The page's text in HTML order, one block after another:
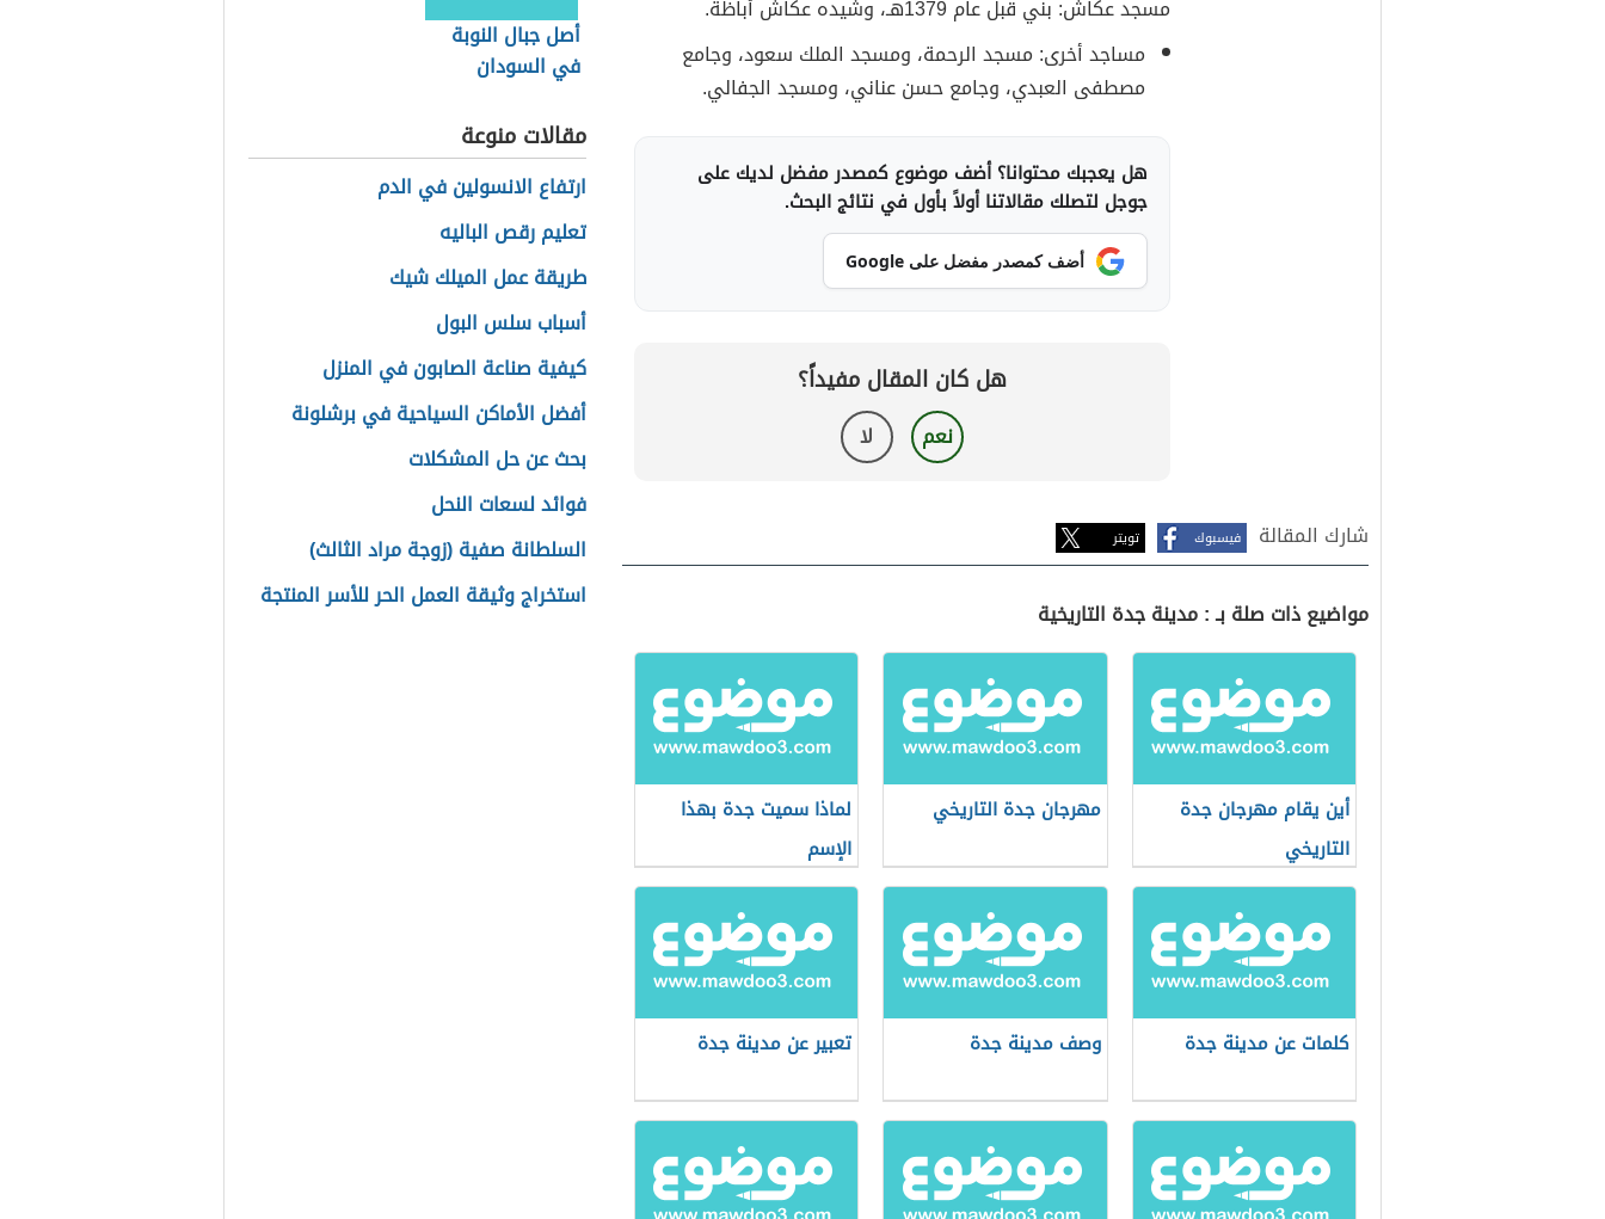
مسجد عكاش: بني قبل عام 1379هـ، وشيده عكاش أباظة.
مساجد أخرى: مسجد الرحمة، ومسجد الملك سعود، وجامع
مصطفى العبدي، وجامع حسن عناني، ومسجد الجفالي.
هل يعجبك محتوانا؟ أضف موضوع كمصدر مفضل لديك على
جوجل لتصلك مقالاتنا أولاً بأول في نتائج البحث.
أضف كمصدر مفضل على Google
هل كان المقال مفيداً؟
نعم لا
شارك المقالة فيسبوك تويتر
مواضيع ذات صلة بـ : مدينة جدة التاريخية
أين يقام مهرجان جدة
التاريخي
مهرجان جدة التاريخي
لماذا سميت جدة بهذا
الإسم
كلمات عن مدينة جدة وصف مدينة جدة تعبير عن مدينة جدة
أصل جبال النوبة
في السودان
مقالات منوعة
ارتفاع الانسولين في الدم
تعليم رقص الباليه
طريقة عمل الميلك شيك
أسباب سلس البول
كيفية صناعة الصابون في المنزل
أفضل الأماكن السياحية في برشلونة
بحث عن حل المشكلات
فوائد لسعات النحل
السلطانة صفية (زوجة مراد الثالث)
استخراج وثيقة العمل الحر للأسر المنتجة